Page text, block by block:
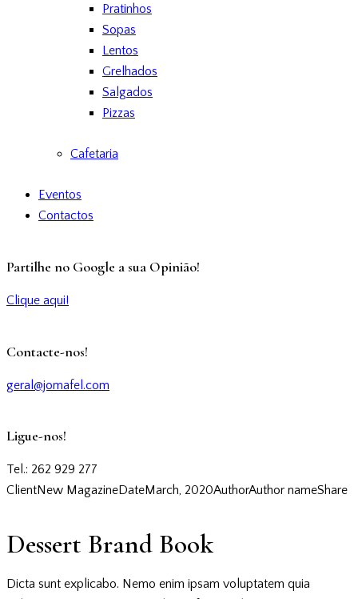
Pratinhos
Sopas
Lentos
Grelhados
Salgados
Pizzas
Cafetaria
Eventos
Contactos
Partilhe no Google a sua Opinião!
Clique aqui!
Contacte-nos!
geral@jomafel.com
Ligue-nos!
Tel.: 262 929 277
ClientNew MagazineDateMarch, 2020AuthorAuthor nameShare
Dessert Brand Book
Dicta sunt explicabo. Nemo enim ipsam voluptatem quia